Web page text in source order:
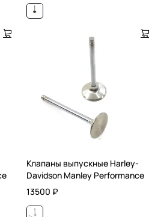
Клапаны выпускные Harley-
Davidson Manley Performance
13500 ₽